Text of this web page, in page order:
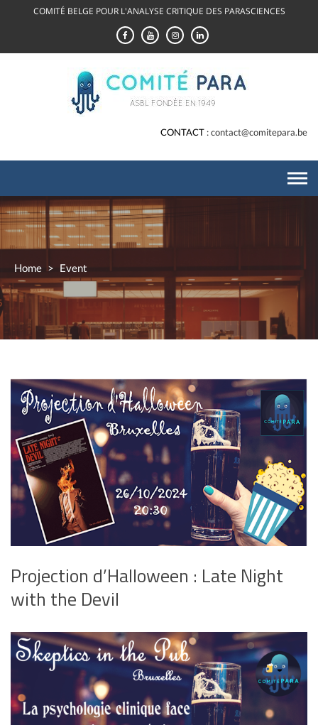
COMITÉ BELGE POUR L'ANALYSE CRITIQUE DES PARASCIENCES
CONTACT contact@comitepara.be
Home > Event
Projection d’Halloween : Late Night
with the Devil